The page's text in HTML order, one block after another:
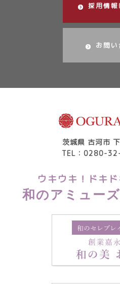
採用情報
お問い
茨城県 古河市
TEL：0280-
ウキウキ！ドキ
和のアミュー